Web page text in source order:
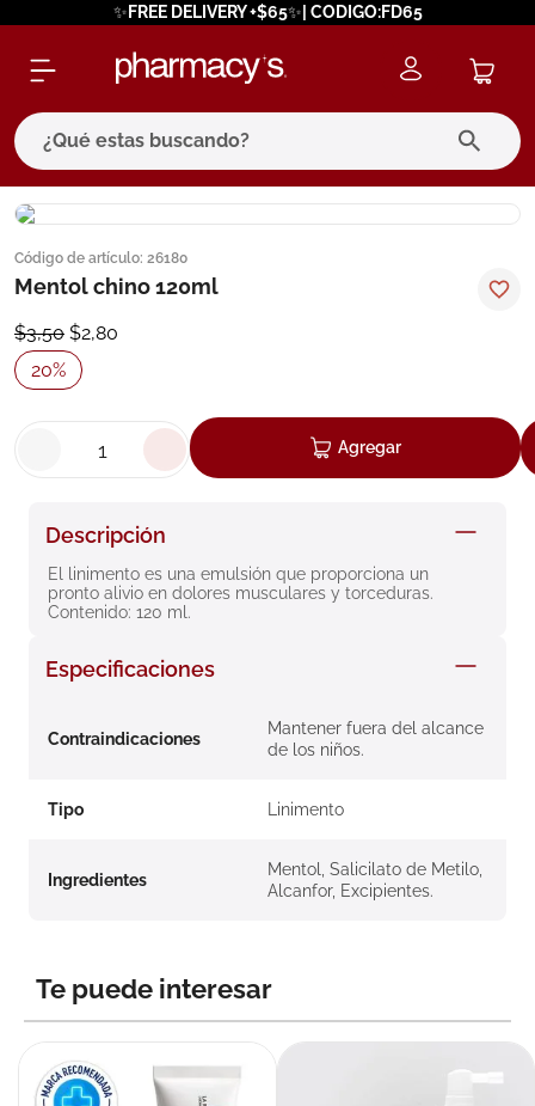
✨FREE DELIVERY +$65✨| CODIGO:FD65
¿Qué estas buscando?
Código de artículo: 26180
Mentol chino 120ml
$3,50 $2,80
20%
Agregar
Descripción
El linimento es una emulsión que proporciona un
pronto alivio en dolores musculares y torceduras.
Contenido: 120 ml.
Especificaciones
Contraindicaciones
Mantener fuera del alcance
de los niños.
Tipo Linimento
Ingredientes
Mentol, Salicilato de Metilo,
Alcanfor, Excipientes.
Te puede interesar
términos más buscados
1. eucerin
3.
4.
6. megacistin
9. isdin